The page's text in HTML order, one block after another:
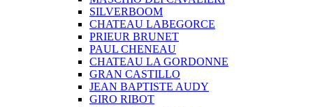
SILVERBOOM
CHATEAU LABEGORCE
PRIEUR BRUNET
PAUL CHENEAU
CHATEAU LA GORDONNE
GRAN CASTILLO
JEAN BAPTISTE AUDY
GIRO RIBOT